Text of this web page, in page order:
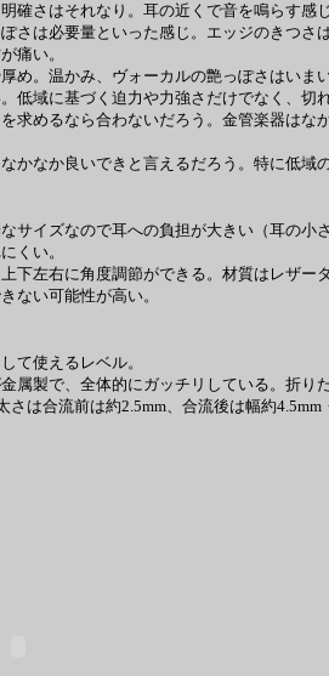
確さはそれなり。耳の近くで音を鳴らす
さは必要量といった感じ。エッジのきつ
痛い。
め。温かみ、ヴォーカルの艶っぽさはい
低域に基づく迫力や力強さだけでなく、
求めるなら合わないだろう。金管楽器は
なか良いできと言えるだろう。特に低域
サイズなので耳への負担が大きい（耳の
くい。
左右に角度調節ができる。材質はレザー
ない可能性が高い。
て使えるレベル。
製で、全体的にガッチリしている。折り
は合流前は約2.5mm、合流後は幅約